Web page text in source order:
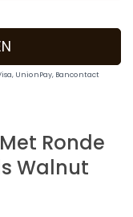
UnionPay, Bancontact
Ronde
Walnut